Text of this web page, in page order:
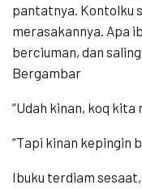
pantatnya. Kontolku
merasakannya. Apa
berciuman, dan
Bergambar
“Udah kinan, koq kita
“Tapi kinan kepingin
Ibuku terdiam